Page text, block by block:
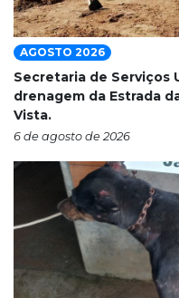
AGOSTO 2026
Secretaria de Serviços
drenagem da Estrada
Vista.
6 de agosto de 2026